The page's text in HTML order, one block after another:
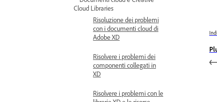
Cloud Libraries
Risoluzione dei problemi
con i documenti cloud di
Adobe XD
Risolvere i problemi dei
componenti collegati in
XD
Risolvere i problemi con le